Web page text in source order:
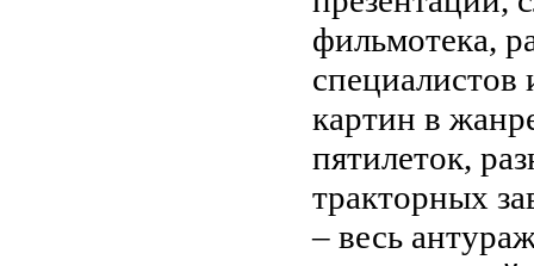
фильмотека,
картин в
пятилеток,
тракторных
– весь